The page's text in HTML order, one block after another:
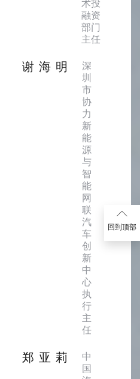
术投
融资
部门
主任
谢海明
深
圳
市
协
力
新
能
源
与
智
能
网
联
汽
车
创
新
中
心
执
行
主
任
郑亚莉
中
国
回到顶部